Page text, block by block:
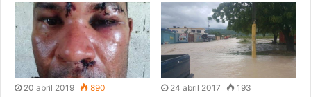
20 abril 2019 890 24 abril 2017 193